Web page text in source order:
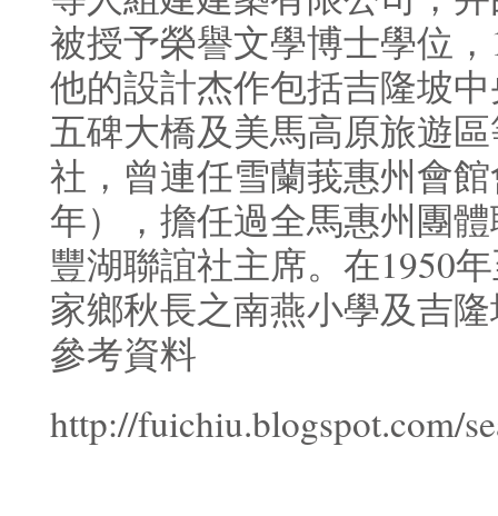
被授予榮譽文學博士學位
他的設計杰作包括吉隆坡
五碑大橋及美馬高原旅遊
社，曾連任雪蘭莪惠州會
年），擔任過全馬惠州團
豐湖聯誼社主席。在1950
家鄉秋長之南燕小學及吉
參考資料
http://fuichiu.blogspot.com/